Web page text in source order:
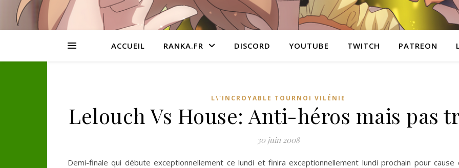
ACCUEIL RANKA.FR DISCORD YOUTUBE TWITCH PATREON
L\'INCROYABLE TOURNOI VILÉNIE
Lelouch Vs House: Anti-héros mais pas
30 juin 2008
Demi-finale qui débute exceptionnellement ce lundi et finira exceptionnellement lundi prochain pour cause